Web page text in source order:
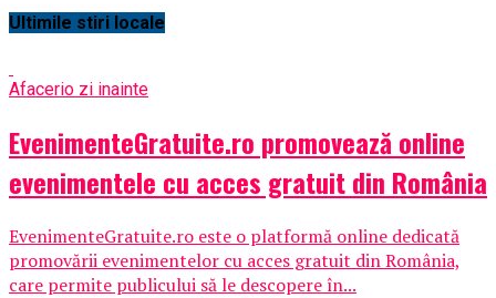
Ultimile stiri locale
Afacerio zi inainte
EvenimenteGratuite.ro promovează online
evenimentele cu acces gratuit din România
EvenimenteGratuite.ro este o platformă online dedicată
promovării evenimentelor cu acces gratuit din România,
care permite publicului să le descopere în...